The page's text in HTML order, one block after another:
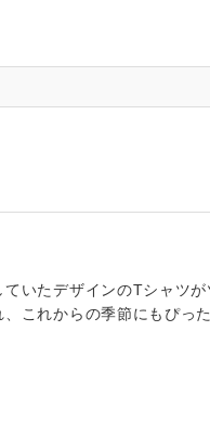
いたデザインのTシャツが
これからの季節にもぴっ